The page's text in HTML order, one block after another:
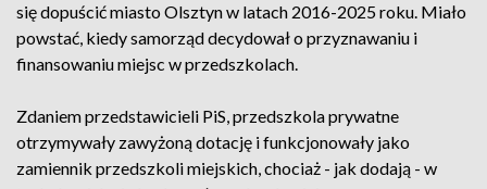
się dopuścić miasto Olsztyn w latach 2016-2025 roku. Miało
powstać, kiedy samorząd decydował o przyznawaniu i
finansowaniu miejsc w przedszkolach.
Zdaniem przedstawicieli PiS, przedszkola prywatne
otrzymywały zawyżoną dotację i funkcjonowały jako
zamiennik przedszkoli miejskich, chociaż - jak dodają - w